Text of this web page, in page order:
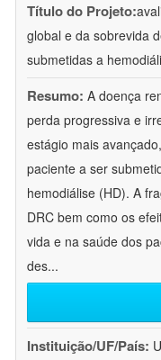
Título do Projeto:
global e da sobrevida
submetidas a
Resumo: A doença
perda progressiva e
estágio mais
paciente a ser
hemodiálise (HD). A
DRC bem como os
vida e na saúde dos
des...
Instituição/UF/País: